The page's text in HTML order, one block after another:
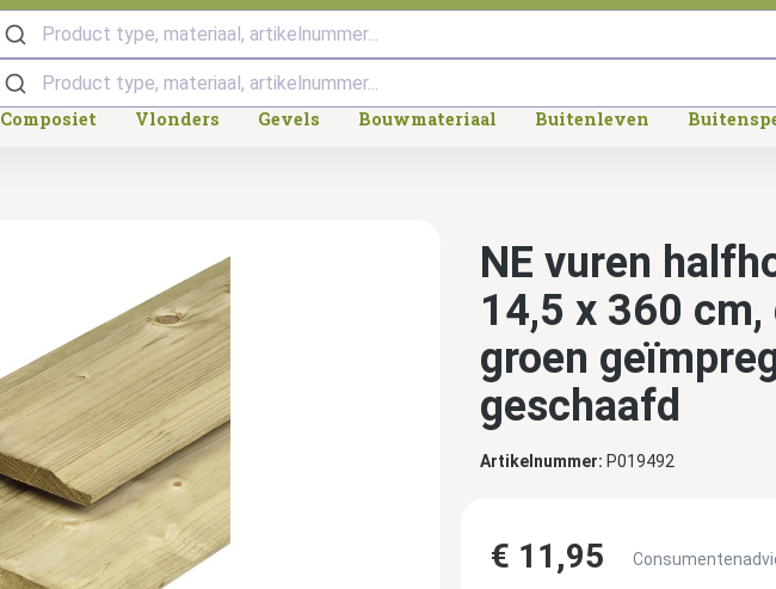
Product type, materiaal, artikelnummer...
Composiet Vlonders Gevels Bouwmateriaal Buitenleven
NE vuren
14,5 x 360 cm,
groen
geschaafd
Artikelnummer: P019492
€ 11,95